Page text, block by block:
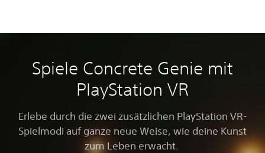
Spiele Concrete Genie mit
PlayStation VR
Erlebe durch die zwei zusätzlichen PlayStation VR-
Spielmodi auf ganze neue Weise, wie deine Kunst
zum Leben erwacht.